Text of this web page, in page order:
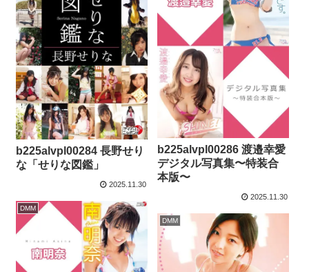
b225alvpl00284 長野せり
な「せりな図鑑」
2025.11.30
b225alvpl00286 渡邉幸愛
デジタル写真集〜特装合
本版〜
2025.11.30
DMM
DMM